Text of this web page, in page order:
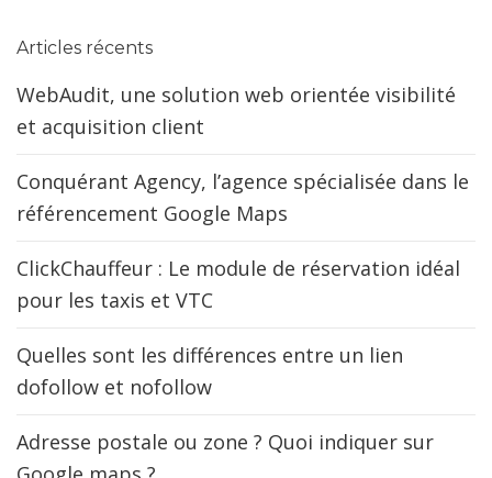
Articles récents
WebAudit, une solution web orientée visibilité
et acquisition client
Conquérant Agency, l’agence spécialisée dans le
référencement Google Maps
ClickChauffeur : Le module de réservation idéal
pour les taxis et VTC
Quelles sont les différences entre un lien
dofollow et nofollow
Adresse postale ou zone ? Quoi indiquer sur